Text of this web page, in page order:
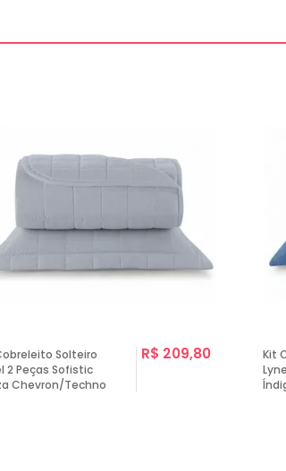
Solteiro
2 Peças Sofistic
Chevron/Techno
R$ 209,80
Kit